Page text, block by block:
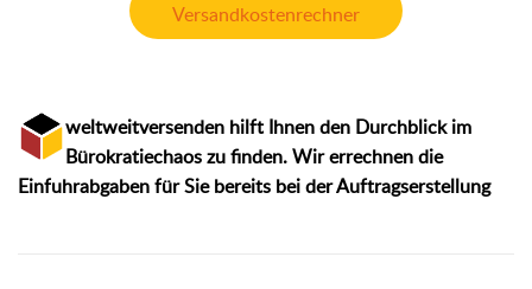
Versandkostenrechner
weltweitversenden hilft Ihnen den Durchblick im
Bürokratiechaos zu finden. Wir errechnen die
Einfuhrabgaben für Sie bereits bei der Auftragserstellung